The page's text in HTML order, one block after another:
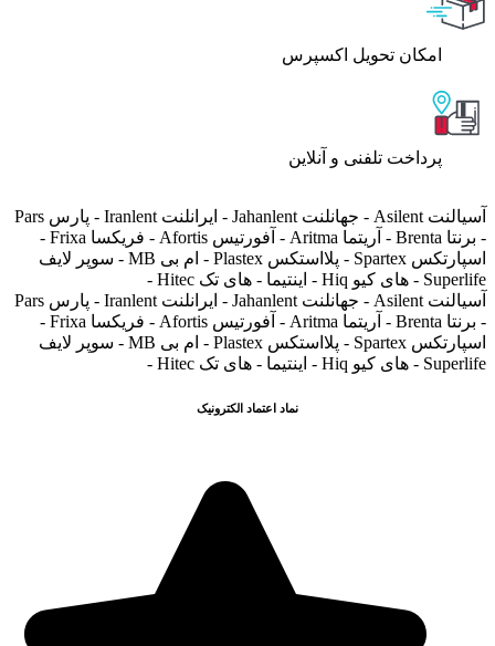
اﻣﮑﺎن ﺗﺤﻮﯾﻞ اﮐﺴﭙﺮس
پرداخت تلفنی و آنلاین
آسیالنت Asilent - جهانلنت Jahanlent - ایرانلنت Iranlent - پارس Pars
- برنتا Brenta - آریتما Aritma - آفورتیس Afortis - فریکسا Frixa -
اسپارتکس Spartex - پلااستکس Plastex - ام بی MB - سوپر لایف
Superlife - های کیو Hiq - اینتیما - های تک Hitec -
آسیالنت Asilent - جهانلنت Jahanlent - ایرانلنت Iranlent - پارس Pars
- برنتا Brenta - آریتما Aritma - آفورتیس Afortis - فریکسا Frixa -
اسپارتکس Spartex - پلااستکس Plastex - ام بی MB - سوپر لایف
Superlife - های کیو Hiq - اینتیما - های تک Hitec -
نماد اعتماد الکترونیک